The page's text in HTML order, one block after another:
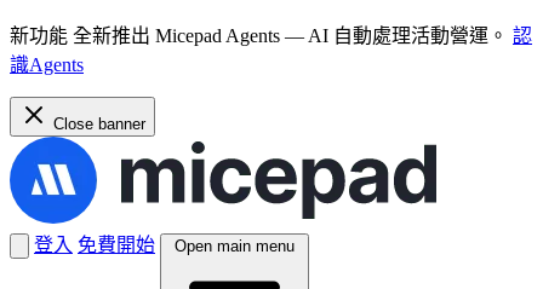
新功能 全新推出 Micepad Agents — AI 自動處理活動營運。 認
識Agents
Close banner
登入 免費開始 Open main menu